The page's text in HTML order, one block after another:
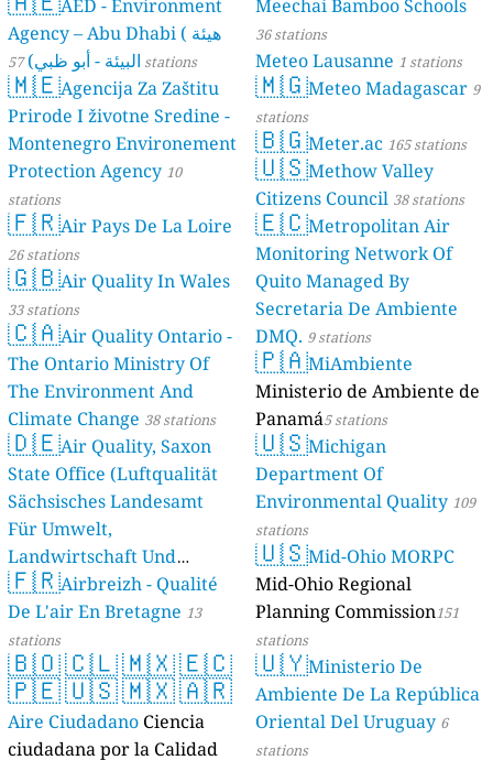
AED - Environment
Agency – Abu Dhabi ( هيئة
البيئة - أبو ظبي) 57 stations
🇲🇪Agencija Za Zaštitu
Prirode I životne Sredine -
Montenegro Environement
Protection Agency 10
stations
🇫🇷Air Pays De La Loire
26 stations
🇬🇧Air Quality In Wales
33 stations
🇨🇦Air Quality Ontario -
The Ontario Ministry Of
The Environment And
Climate Change 38 stations
🇩🇪Air Quality, Saxon
State Office (Luftqualität
Sächsisches Landesamt
Für Umwelt,
Landwirtschaft Und
Geologie) 50 stations
🇫🇷Airbreizh - Qualité
De L'air En Bretagne 13
stations
🇧🇴🇨🇱🇲🇽🇪🇨
🇵🇪🇺🇸🇲🇽🇦🇷
Aire Ciudadano Ciencia
ciudadana por la Calidad
Meechai Bamboo Schools
36 stations
Meteo Lausanne 1 stations
🇲🇬Meteo Madagascar 9
stations
🇧🇬Meter.ac 165 stations
🇺🇸Methow Valley
Citizens Council 38 stations
🇪🇨Metropolitan Air
Monitoring Network Of
Quito Managed By
Secretaria De Ambiente
DMQ. 9 stations
🇵🇦MiAmbiente
Ministerio de Ambiente de
Panamá5 stations
🇺🇸Michigan
Department Of
Environmental Quality 109
stations
🇺🇸Mid-Ohio MORPC
Mid-Ohio Regional
Planning Commission151
stations
🇺🇾Ministerio De
Ambiente De La República
Oriental Del Uruguay 6
stations